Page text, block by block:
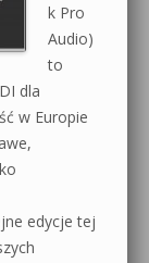
k Pro
Audio)
to
dla
w Europie
edycje tej